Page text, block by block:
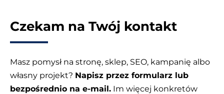
Czekam na Twój kontakt
Masz pomysł na stronę, sklep, SEO, kampanię albo
własny projekt? Napisz przez formularz lub
bezpośrednio na e-mail. Im więcej konkretów